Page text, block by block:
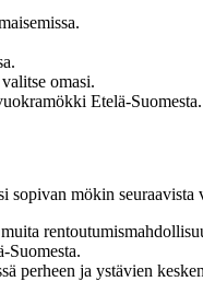
omasi.
Etelä-Suomesta.
mökin seuraavista
Suomesta.
perheen ja ystävien